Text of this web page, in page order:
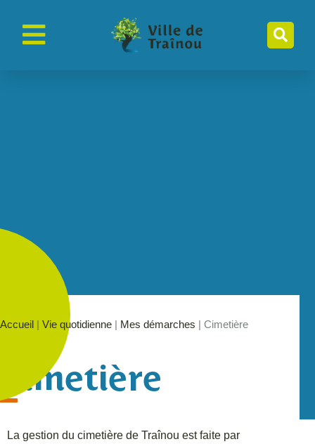
Accueil | Vie quotidienne | Mes démarches | Cimetière
Cimetière
La gestion du cimetière de Traînou est faite par